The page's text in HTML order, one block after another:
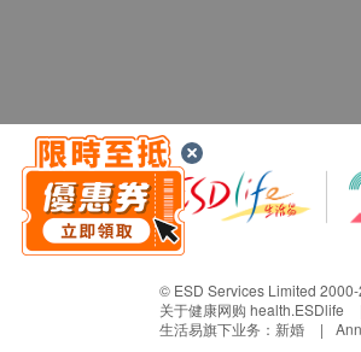
© ESD Services Limited
关于健康网购 health.ESDlife
生活易旗下业务： 新婚